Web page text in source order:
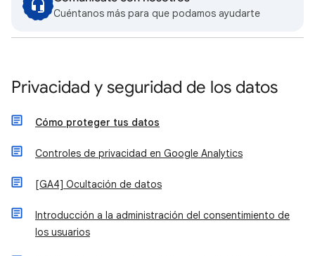
Cuéntanos más para que podamos ayudarte
Privacidad y seguridad de los datos
Cómo proteger tus datos
Controles de privacidad en Google Analytics
[GA4] Ocultación de datos
Introducción a la administración del consentimiento de
los usuarios